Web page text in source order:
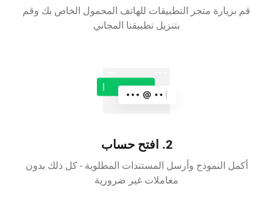
قم بزيارة متجر التطبيقات للهاتف المحمول الخاص بك وقم
بتنزيل تطبيقنا المجاني
2. افتح حساب
أكمل النموذج وأرسل المستندات المطلوبة - كل ذلك بدون
معاملات غير ضرورية